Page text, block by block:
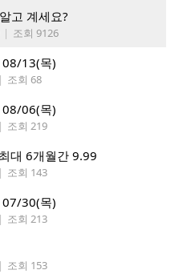
고 계세요?
| 조회 9126
08/13(목)
| 조회 68
08/06(목)
| 조회 219
대 6개월간 9.99
| 조회 143
07/30(목)
| 조회 213
| 조회 153